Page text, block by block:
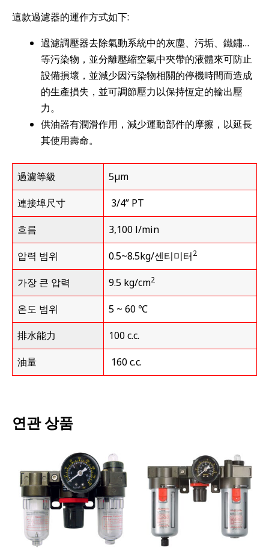
這款過濾器的運作方式如下:
過濾調壓器去除氣動系統中的灰塵、污垢、鐵鏽…
等污染物，並分離壓縮空氣中夾帶的液體來可防止
設備損壞，並減少因污染物相關的停機時間而造成
的生產損失，並可調節壓力以保持恆定的輸出壓
力。
供油器有潤滑作用，減少運動部件的摩擦，以延長
其使用壽命。
過濾等級
5µm
連接埠尺寸
3/4” PT
흐름
3,100 l/min
압력 범위
0.5~8.5kg/센티미터2
가장 큰 압력 9.5 kg/cm2
온도 범위
5 ~ 60 ℃
排水能力
100 c.c.
油量
160 c.c.
연관 상품